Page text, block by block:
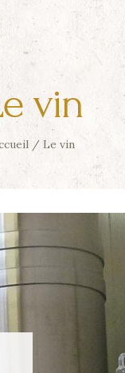
vin
/ Le vin